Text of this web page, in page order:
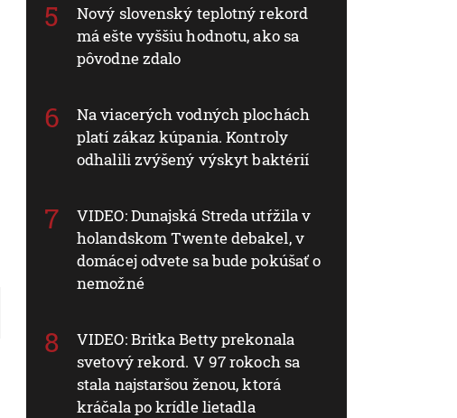
Nový slovenský teplotný rekord
má ešte vyššiu hodnotu, ako sa
pôvodne zdalo
Na viacerých vodných plochách
platí zákaz kúpania. Kontroly
odhalili zvýšený výskyt baktérií
VIDEO: Dunajská Streda utŕžila v
holandskom Twente debakel, v
domácej odvete sa bude pokúšať o
nemožné
VIDEO: Britka Betty prekonala
svetový rekord. V 97 rokoch sa
stala najstaršou ženou, ktorá
kráčala po krídle lietadla